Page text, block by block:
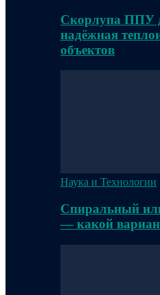
Скорлупа ППУ
надёжная
объектов
Наука и Технологии
Спиральный
— какой